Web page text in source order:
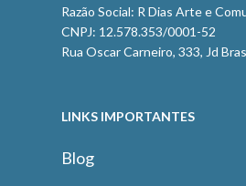
Razão Social: R Dias Arte e
CNPJ: 12.578.353/0001-52
Rua Oscar Carneiro, 333, Jd
LINKS IMPORTANTES
Blog